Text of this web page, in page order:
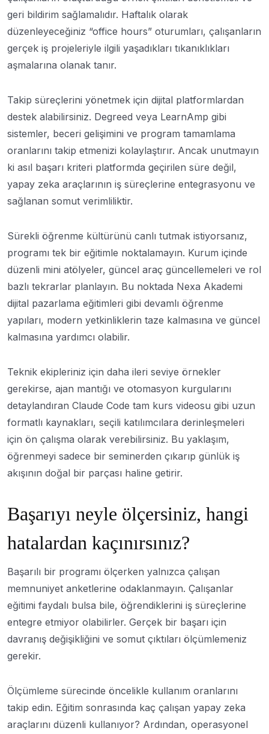
geri bildirim sağlamalıdır. Haftalık olarak
düzenleyeceğiniz “office hours” oturumları, çalışanların
gerçek iş projeleriyle ilgili yaşadıkları tıkanıklıkları
aşmalarına olanak tanır.
Takip süreçlerini yönetmek için dijital platformlardan
destek alabilirsiniz. Degreed veya LearnAmp gibi
sistemler, beceri gelişimini ve program tamamlama
oranlarını takip etmenizi kolaylaştırır. Ancak unutmayın
ki asıl başarı kriteri platformda geçirilen süre değil,
yapay zeka araçlarının iş süreçlerine entegrasyonu ve
sağlanan somut verimliliktir.
Sürekli öğrenme kültürünü canlı tutmak istiyorsanız,
programı tek bir eğitimle noktalamayın. Kurum içinde
düzenli mini atölyeler, güncel araç güncellemeleri ve rol
bazlı tekrarlar planlayın. Bu noktada Nexa Akademi
dijital pazarlama eğitimleri gibi devamlı öğrenme
yapıları, modern yetkinliklerin taze kalmasına ve güncel
kalmasına yardımcı olabilir.
Teknik ekipleriniz için daha ileri seviye örnekler
gerekirse, ajan mantığı ve otomasyon kurgularını
detaylandıran Claude Code tam kurs videosu gibi uzun
formatlı kaynakları, seçili katılımcılara derinleşmeleri
için ön çalışma olarak verebilirsiniz. Bu yaklaşım,
öğrenmeyi sadece bir seminerden çıkarıp günlük iş
akışının doğal bir parçası haline getirir.
Başarıyı neyle ölçersiniz, hangi
hatalardan kaçınırsınız?
Başarılı bir programı ölçerken yalnızca çalışan
memnuniyet anketlerine odaklanmayın. Çalışanlar
eğitimi faydalı bulsa bile, öğrendiklerini iş süreçlerine
entegre etmiyor olabilirler. Gerçek bir başarı için
davranış değişikliğini ve somut çıktıları ölçümlemeniz
gerekir.
Ölçümleme sürecinde öncelikle kullanım oranlarını
takip edin. Eğitim sonrasında kaç çalışan yapay zeka
araçlarını düzenli kullanıyor? Ardından, operasyonel